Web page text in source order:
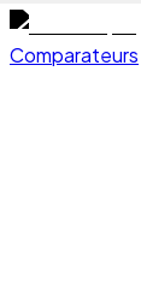
Comparateurs